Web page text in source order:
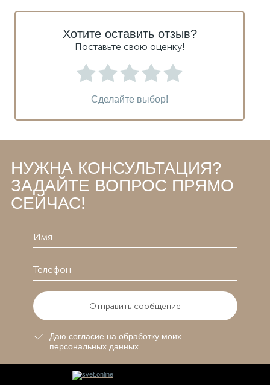
Хотите оставить отзыв?
Поставьте свою оценку!
Сделайте выбор!
НУЖНА КОНСУЛЬТАЦИЯ?
ЗАДАЙТЕ ВОПРОС ПРЯМО
СЕЙЧАС!
Отправить сообщение
Даю согласие на обработку моих
персональных данных.